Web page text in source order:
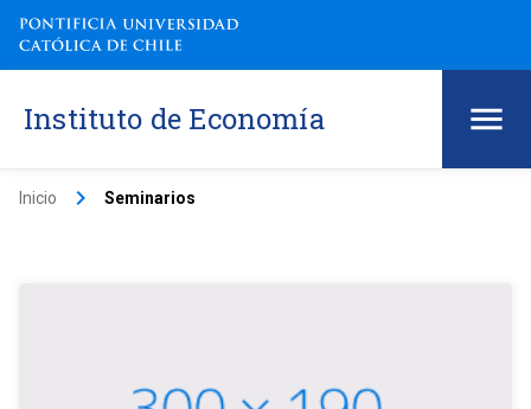
Instituto de Economía
Inicio keyboard_arrow_right Seminarios